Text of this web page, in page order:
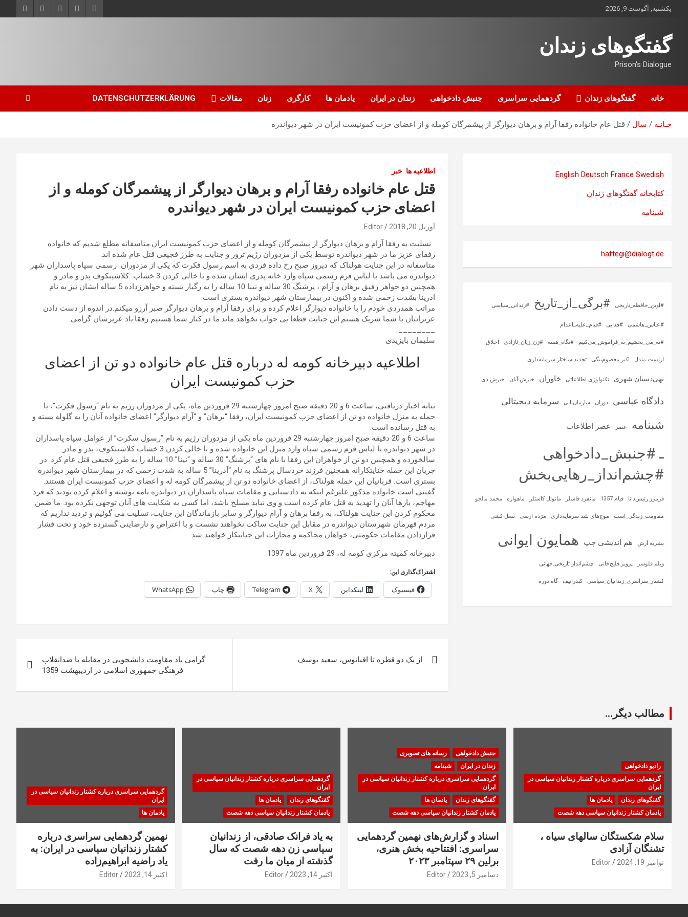
یکشنبه, آگوست 9, 2026
گفتگوهای زندان
Prison's Dialogue
خانه گفتگوهای زندان گردهمایی سراسری جنبش دادخواهی زندان در ایران یادمان ها کارگری زنان مقالات DATENSCHUTZERKLÄRUNG
خـانـه سال قتل عام خانواده رفقا آرام و برهان دیوارگر از پیشمرگان کومله و از اعضای حزب کمونیست ایران در شهر دیواندره
اطلاعیه ها خبر
قتل عام خانواده رفقا آرام و برهان دیوارگر از پیشمرگان کومله و از
اعضای حزب کمونیست ایران در شهر دیواندره
آوریل 20, 2018 Editor
تسلیت به رفقا آرام و برهان دیوارگر از پیشمرگان کومله و از اعضای حزب کمونیست ایران.متاسفانه مطلع شدیم که خانواده
رفقای عزیز ما در شهر دیواندره توسط یکی از مزدوران رژیم ترور و جنایت به طرز فجیعی قتل عام شده اند.
متاسفانه در این جنایت هولناک که دیروز صبح رخ داده فردی به اسم رسول فکرت که یکی از مزدوران رسمی سپاه پاسداران شهر
دیواندره می باشد با لباس فرم رسمی سپاه وارد خانه پدری ایشان شده و با خالی کردن 3 خشاب کلاشینکوف پدر و مادر و
همچنین دو خواهر رفیق برهان و آرام ، پرشنگ 30 ساله و نینا 10 ساله را به رگبار بسته و خواهرزداده 5 ساله ایشان نیز به نام
ادرینا بشدت زخمی شده و اکنون در بیمارستان شهر دیواندره بستری است.
مراتب همدردی خودم را با خانواده دیوارگر اعلام کرده و برای رفقا آرام و برهان دیوارگر صبر آرزو میکنم.در اندوه از دست دادن
عزیزانتان با شما شریک هستم.این جنایت قطعا بی جواب نخواهد ماند.ما در کنار شما هستیم رفقا.یاد عزیزشان گرامی.
سلیمان بایزیدی
اطلاعیه دبیرخانه کومه له درباره قتل عام خانواده دو تن از اعضای
حزب کمونیست ایران
بنابه اخبار دریافتی، ساعت 6 و 20 دقیقه صبح امروز چهارشنبه 29 فروردین ماه، یکی از مزدوران رژیم به نام “رسول فکرت”، با
حمله به منزل خانواده دو تن از اعضای حزب کمونیست ایران، رفقا “برهان” و “آرام دیوارگر” اعضای خانواده آنان را به گلوله بسته و
به قتل رسانده است.
ساعت 6 و 20 دقیقه صبح امروز چهارشنبه 29 فروردین ماه یکی از مزدوران رژیم به نام “رسول سکرت” از عوامل سپاه پاسداران
در شهر دیواندره با لباس فرم رسمی سپاه وارد منزل این خانواده شده و با خالی کردن 3 خشاب کلاشینکوف، پدر و مادر
سالخورده و همچنین دو تن از خواهران این رفقا با نام های “پرشنگ” 30 ساله و “نینا” 10 ساله را به طرز فجیعی قتل عام کرد. در
جریان این حمله جنایتکارانه همچنین فرزند خردسال پرشنگ به نام “آدرینا” 5 ساله به شدت زخمی که در بیمارستان شهر دیواندره
بستری است. قربانیان این حمله هولناک، از اعضای خانواده دو تن از پیشمرگان کومه له و اعضای حزب کمونیست ایران هستند.
گفتنی است خانواده مذکور علیرغم اینکه به دادستانی و مقامات سپاه پاسداران در دیواندره نامه نوشته و اعلام کرده بودند که فرد
مهاجم، بارها آنان را تهدید به قتل عام کرده است و وی نباید مسلح باشد، اما کسی به شکایت های آنان توجهی نکرده بود. ما ضمن
محکوم کردن این جنایت هولناک، به رفقا برهان و آرام دیوارگر و سایر بازماندگان این جنایت، تسلیت می گوئیم و تردید نداریم که
مردم قهرمان شهرستان دیواندره در مقابل این جنایت ساکت نخواهند نشست و با اعتراض و نارضایتی گسترده خود و تحت فشار
قراردادن مقامات حکومتی، خواهان محاکمه و مجازات این جنایتکار خواهند شد.
دبیرخانه کمیته مرکزی کومه له، 29 فروردین ماه 1397
اشتراک‌گذاری این:
فیسبوک لینکداین X
Telegram چاپ WhatsApp
نوشته
از یک دو قطره تا اقیانوس، سعید یوسف
‏گرامی باد مقاومت دانشجویی در مقابله با ضدانقلاب
فرهنگی جمهوری اسلامی در اردیبهشت 1359
English Deutsch France Swedish
کتابخانه گفتگوهای زندان
شبنامه
haftegi@dialogt.de
#اوین_حافظه_تاریخی #برگی_از_تاریخ #زندانی_سیاسی
#عباس_هاشمی #فدایی #قیام_علیه_اعدام
#نه_می_بخشیم_نه_فراموش_می‌کنیم #نگاه_هفته #ژن_ژیان_ئازادی اخلاق
ارنست مندل اکبر معصوم‌بیگی تجدید ساختار سرمایه‌داری
تهی‌دستان شهری تکنولوژی اطلاعاتی خاوران خیزش آبان خیزش دی
دادگاه عباسی دوران سازمان‌یابی سرمایه‌ دیجیتالی
شبنامه عصر عصر اطلاعات
ـ #جنبش_دادخواهی
#چشم‌انداز_رهایی‌بخش
فریبرز رئیس‌دانا قیام 1357 مانفرد فاسلر مانوئل کاستلز ماهواره‌ محمد مالجو
مقاومت_زندگی_است موج‌های بلند سرمایه‌داری مژده ارسی نسل کشی
نشریه آرش هم اندیشی چپ همایون ایوانی
ویلم فلوسر پرویز قلیچ‌خانی چشم‌انداز تاریخی‌ـ‌جهانی
کشتار_سراسری_زندانیان_سیاسی کندراتیف گاه-دوره
مطالب دیگر...
رادیو دادخواهی
گردهمایی سراسری درباره کشتار زندانیان سیاسی در
ایران
گفتگوهای زندان
یادمان ها
یادمان کشتار زندانیان سیاسی دهه شصت
سلام شکستگان سالهای سیاه ،
تشنگان آزادی
نوامبر 19, 2024 Editor
جنبش دادخواهی
رسانه های تصویری
زندان در ایران
شبنامه
گردهمایی سراسری درباره کشتار زندانیان سیاسی در
ایران
گفتگوهای زندان
یادمان ها
یادمان کشتار زندانیان سیاسی دهه شصت
اسناد و گزارش‌های نهمین گردهمایی
سراسری: افتتاحیه بخش هنری،
برلین ۲۹ سپتامبر ۲۰۲۳
دسامبر 5, 2023 Editor
گردهمایی سراسری درباره کشتار زندانیان سیاسی در
ایران
گفتگوهای زندان
یادمان ها
یادمان کشتار زندانیان سیاسی دهه شصت
به یاد فرانک صادقی، از زندانیان
سیاسی زن دهه شصت که سال
گذشته از میان ما رفت
اکتبر 14, 2023 Editor
گردهمایی سراسری درباره کشتار زندانیان سیاسی در
ایران
یادمان ها
نهمین گردهمایی سراسری درباره
کشتار زندانیان سیاسی در ایران: به
یاد راضیه ابراهیم‌زاده
اکتبر 14, 2023 Editor